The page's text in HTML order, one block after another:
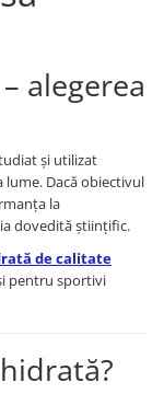
alegerea
și utilizat
Dacă obiectivul
la
dovedită științific.
de calitate
pentru sportivi